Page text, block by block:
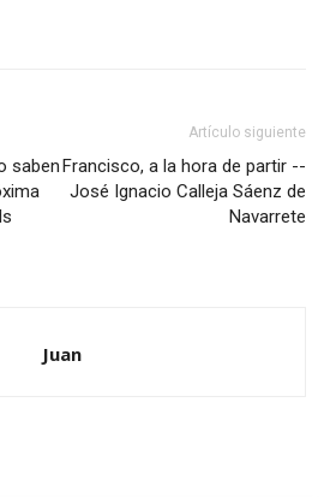
saben
Artículo siguiente
Francisco, a la hora de partir --
José Ignacio Calleja Sáenz de
Navarrete
Juan